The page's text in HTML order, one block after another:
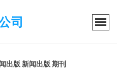
司
出版 新闻出版 期刊